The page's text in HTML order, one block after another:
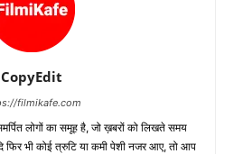
CopyEdit
filmikafe.com
लोगों का समूह है, जो ख़बरों को लिखते समय
फिर भी कोई त्रुटि या कमी पेशी नजर आए, तो आप